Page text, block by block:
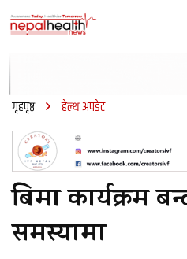
गृहपृष्ठ हेल्थ अपडेट
बिमा कार्यक्रम
समस्यामा